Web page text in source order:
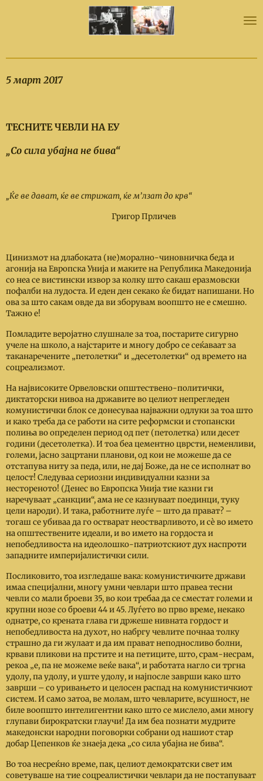
5 март 2017
ТЕСНИТЕ ЧЕВЛИ НА ЕУ
„Со сила убајна не бива“
„Ќе ве дават, ќе ве стрижат, ќе м’лзатдо крв“
Григор Прличев
Цинизмот на длабоката (не)морално-чиновничка беда и
агонија на Европска Унија и маките на Република Македонија
со неа се вистински извор за колку што сакаш еразмовски
пофалби на лудоста. И еден ден секако ќе бидат напишани. Но
ова за што сакам овде да ви зборувам воопшто не е смешно.
Тажно е!
Помладите веројатно слушнале за тоа, постарите сигурно
учеле на школо, а најстарите и многу добро се сеќаваат за
таканаречените „петолетки“ и „десетолетки“ од времето на
соцреализмот.
На највисоките Орвеловски општествено-политички,
диктаторски нивоа на државите во целиот непрегледен
комунистички блок се донесуваа најважни одлуки за тоа што
и како треба да се работи на сите реформски и стопански
полиња во определен период од пет (петолетка) или десет
години (десетолетка). И тоа беа цементно цврсти, неменливи,
големи, јасно зацртани планови, од кои не можеше да се
отстапува ниту за педа, или, не дај Боже, да не се исполнат во
целост! Следуваа сериозни индивидуални казни за
нестореното! (Денес во Европска Унија тие казни ги
наречуваат „санкции“, ама не се казнуваат поединци, туку
цели народи). И така, работните луѓе –што да прават? –
тогаш се убиваа да го остварат неостварливото, и сѐ во името
на општествените идеали, и во името на гордоста и
непобедливоста на идеолошко-патриотскиот дух наспроти
западните империјалистички сили.
Посликовито, тоа изгледаше вака: комунистичките држави
имаа специјални, многу умни чевлари што правеа тесни
чевли со мали броеви 35, во кои требаа да се сместат големи и
крупни нозе со броеви 44 и 45. Луѓето во прво време, некако
однатре, со крената глава ги држеше нивната гордост и
непобедливоста на духот, но набргу чевлите почнаа толку
страшно да ги жулаат и да им прават неподносливо болни,
крвави пликови на прстите и на петиците, што, срам-несрам,
рекоа „е, па не можеме веќе вака“, и работата нагло си тргна
удолу, па удолу, и уште удолу, и најпосле заврши како што
заврши –со уривањето и целосен распад на комунистичкиот
систем. И само затоа, ве молам, што чевларите, всушност, не
биле воопшто интелигентни како што се мислело, ами многу
глупави бирократски глаучи! Да им беа познати мудрите
македонски народни поговорки собрани од нашиот стар
добар Цепенков ќе знаеја дека „со сила убајна не бива“.
Во тоа несреќно време, пак, целиот демократски свет им
советуваше на тие соцреалистички чевлари да не постапуваат